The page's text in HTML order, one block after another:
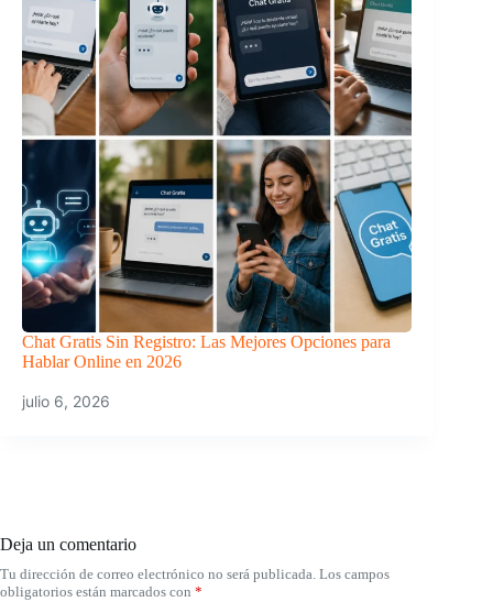
Chat Gratis Sin Registro: Las Mejores Opciones para
Hablar Online en 2026
julio 6, 2026
Deja un comentario
Tu dirección de correo electrónico no será publicada. Los campos
obligatorios están marcados con *